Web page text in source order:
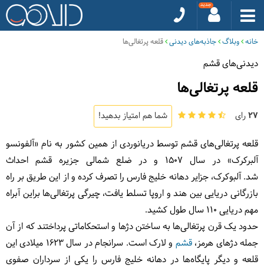
خانه وبلاگ جاذبه‌های دیدنی قلعه پرتغالی‌ها
دیدنی‌های قشم
قلعه پرتغالی‌ها
27رای شما هم امتیاز بدهید!
قلعه پرتغالی‌های قشم توسط دریانوردی از همین کشور به نام «آلفونسو
آلبرکرک» در سال 1507 و در ضلع شمالی جزیره قشم احداث
شد. آلبوکرک، جزایر دهانه خلیج فارس را تصرف کرده و از این طریق بر راه
بازرگانی دریایی بین هند و اروپا تسلط یافت، چیرگی پرتغالی‌ها براین آبراه
مهم دریایی 110 سال طول کشید.
حدود یک قرن پرتغالی‌ها به ساختن دژها و استحکاماتی پرداختند که از آن
جمله دژهای هرمز،قشم
و لارک است. سرانجام در سال 1623 میلادی این
قلعه و دیگر پایگاه‌ها در دهانه خلیج فارس را یکی از سرداران صفوی